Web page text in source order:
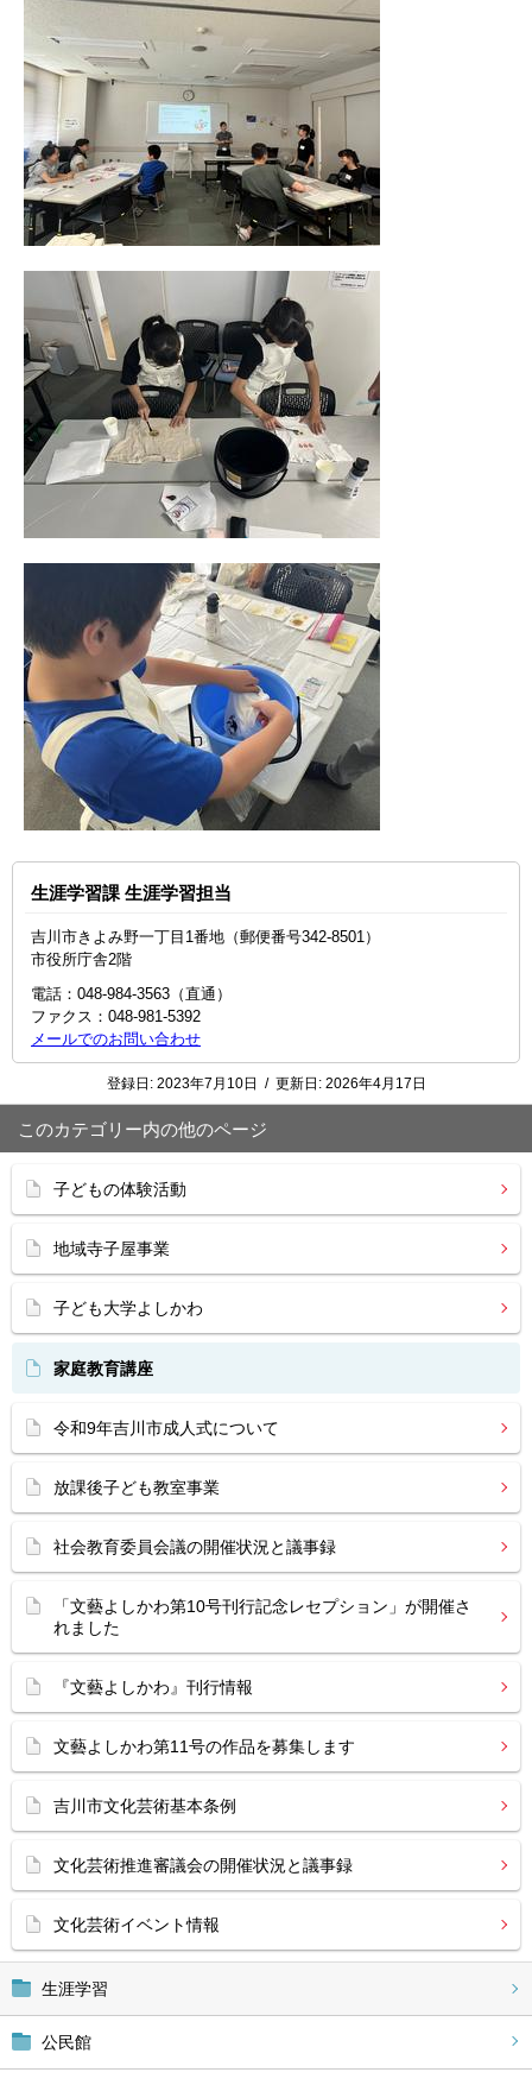
生涯学習
公民館
生涯学習課 生涯学習担当
吉川市きよみ野一丁目1番地（郵便番号342-8501）
市役所庁舎2階
電話：048-984-3563（直通）
ファクス：048-981-5392
メールでのお問い合わせ
登録日: 2023年7月10日 / 更新日: 2026年4月17日
このカテゴリー内の他のページ
子どもの体験活動
地域寺子屋事業
子ども大学よしかわ
家庭教育講座
令和9年吉川市成人式について
放課後子ども教室事業
社会教育委員会議の開催状況と議事録
「文藝よしかわ第10号刊行記念レセプション」が開催さ
れました
『文藝よしかわ』刊行情報
文藝よしかわ第11号の作品を募集します
吉川市文化芸術基本条例
文化芸術推進審議会の開催状況と議事録
文化芸術イベント情報